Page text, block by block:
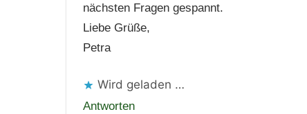
nächsten Fragen gespannt.
Liebe Grüße,
Petra
Wird geladen …
Antworten